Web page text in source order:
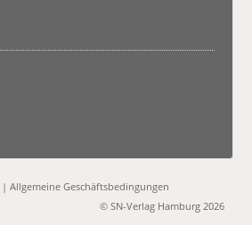
|Allgemeine Geschäftsbedingungen
© SN-Verlag Hamburg 2026